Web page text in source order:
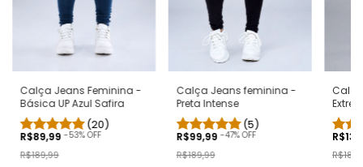
Calça Jeans Feminina -
Básica UP Azul Safira
(20)
R$89,99 -53% OFF
R$189,99
Calça Jeans feminina -
Preta Intense
(5)
R$99,99 -47% OFF
R$189,99